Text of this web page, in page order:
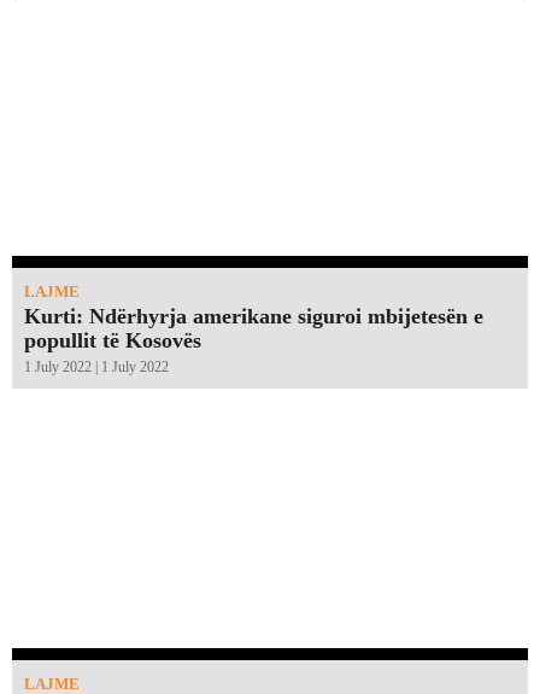
LAJME
Kurti: Ndërhyrja amerikane siguroi mbijetesën e
popullit të Kosovës
1 July 2022 | 1 July 2022
LAJME